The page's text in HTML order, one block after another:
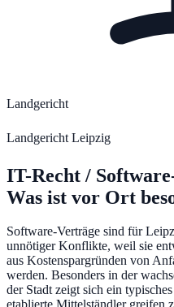
Landgericht
Landgericht Leipzig
IT-Recht /
Was ist vor Ort
Software-Verträge sind für
unnötiger Konflikte, weil sie
aus Kostenspargründen von
werden. Besonders in der
der Stadt zeigt sich ein